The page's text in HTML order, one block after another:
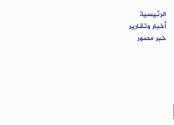
الرئيسية
أخبار وتقارير
خبر مصور